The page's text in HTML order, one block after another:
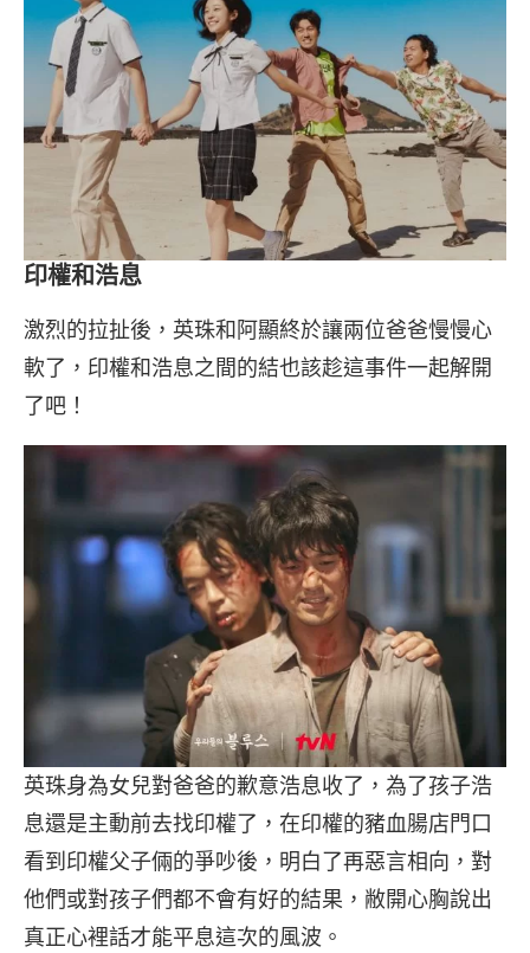
印權和浩息
激烈的拉扯後，英珠和阿顯終於讓兩位爸爸慢慢心
軟了，印權和浩息之間的結也該趁這事件一起解開
了吧！
英珠身為女兒對爸爸的歉意浩息收了，為了孩子浩
息還是主動前去找印權了，在印權的豬血腸店門口
看到印權父子倆的爭吵後，明白了再惡言相向，對
他們或對孩子們都不會有好的結果，敝開心胸說出
真正心裡話才能平息這次的風波。